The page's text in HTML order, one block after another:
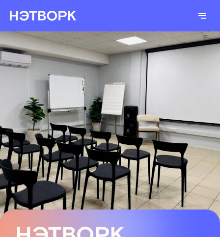
ПРОСТРАНСТВО ДЛЯ
МЕРОПРИЯТИЙ В КАЗАНИ
Уютное место для тренингов,